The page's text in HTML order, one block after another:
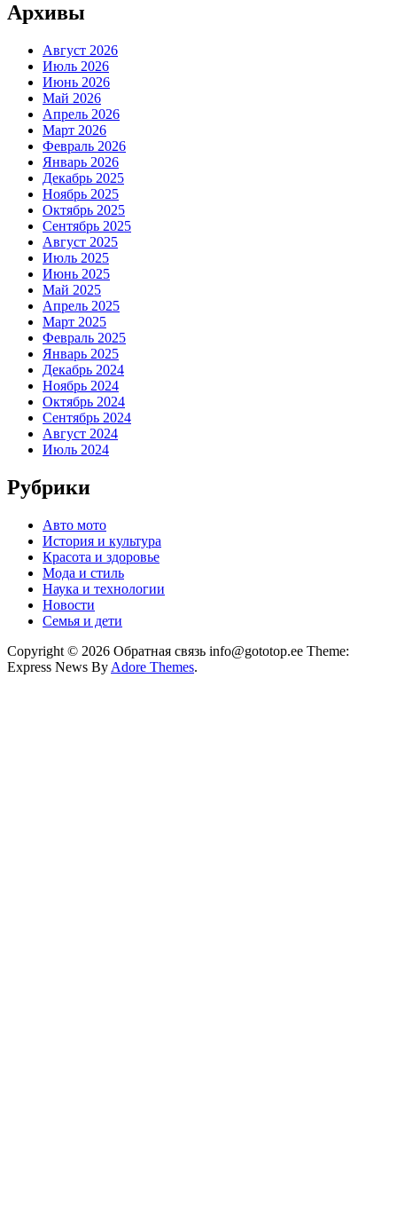
Архивы
Август 2026
Июль 2026
Июнь 2026
Май 2026
Апрель 2026
Март 2026
Февраль 2026
Январь 2026
Декабрь 2025
Ноябрь 2025
Октябрь 2025
Сентябрь 2025
Август 2025
Июль 2025
Июнь 2025
Май 2025
Апрель 2025
Март 2025
Февраль 2025
Январь 2025
Декабрь 2024
Ноябрь 2024
Октябрь 2024
Сентябрь 2024
Август 2024
Июль 2024
Рубрики
Авто мото
История и культура
Красота и здоровье
Мода и стиль
Наука и технологии
Новости
Семья и дети
Copyright © 2026 Обратная связь info@gototop.ee Theme:
Express News By Adore Themes.